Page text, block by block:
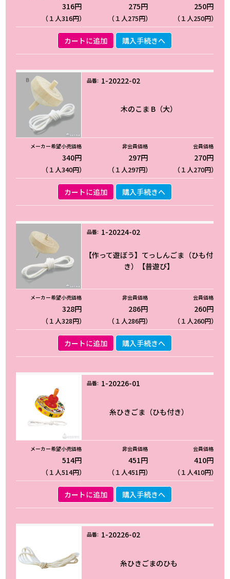
316円
（１人316円）
275円
（１人275円）
250円
（１人250円）
カートに追加 購入手続きへ
1-20222-02
木のこま B（大）
340円
（１人340円）
297円
（１人297円）
270円
（１人270円）
カートに追加 購入手続きへ
1-20224-02
【作って遊ぼう】てっしんごま（ひも付
き）【昔遊び】
328円
（１人328円）
286円
（１人286円）
260円
（１人260円）
カートに追加 購入手続きへ
1-20226-01
糸ひきごま（ひも付き）
514円
（１人514円）
451円
（１人451円）
410円
（１人410円）
カートに追加 購入手続きへ
1-20226-02
糸ひきごまのひも